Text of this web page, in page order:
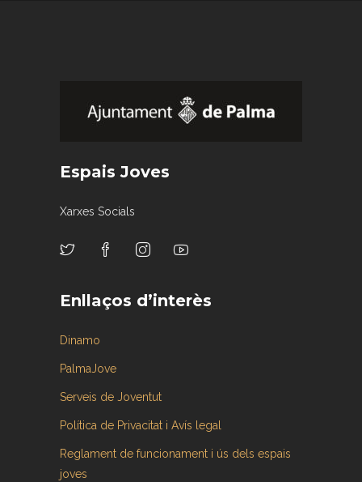
Espais Joves
Xarxes Socials
Enllaços d’interès
Dinamo
PalmaJove
Serveis de Joventut
Política de Privacitat i Avís legal
Reglament de funcionament i ús dels espais
joves